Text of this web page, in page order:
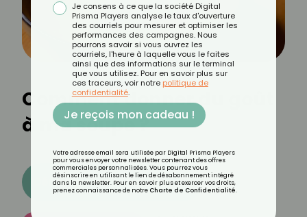
Comment donner du goût
à ma soupe ?
Découvrez les 11 menus CROQ
Je consens à ce que la société Digital
Prisma Players analyse le taux d'ouverture
des courriels pour mesurer et optimiser les
performances des campagnes. Nous
pourrons savoir si vous ouvrez les
courriels, l'heure à laquelle vous le faites
ainsi que des informations sur le terminal
que vous utilisez. Pour en savoir plus sur
ces traceurs, voir notre politique de
confidentialité.
Je reçois mon cadeau !
Votre adresse email sera utilisée par Digital Prisma Players
pour vous envoyer votre newsletter contenant des offres
commerciales personnalisées. Vous pourrez vous
désinscrire en utilisant le lien de désabonnement intégré
dans la newsletter. Pour en savoir plus et exercer vos droits,
prenez connaissance de notre Charte de Confidentialité.